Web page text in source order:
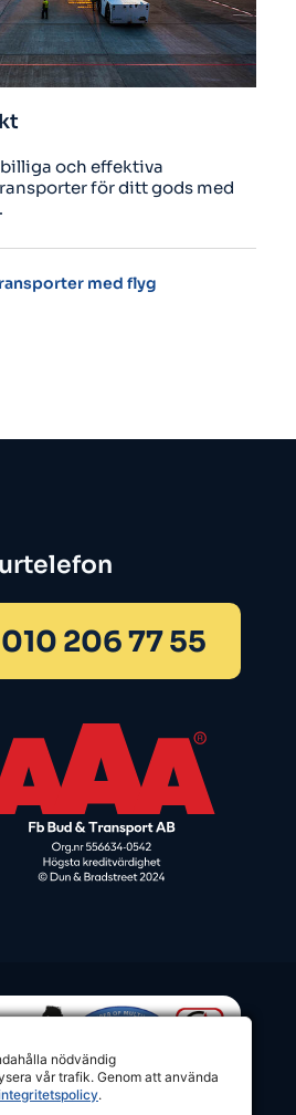
nödvändig
vår trafik. Genom att använda
.
Sjöfrakt
Kom ner i transportkostnad
när du väljer sjöfrakt genom oss.​
Boka sjöfrakt för ditt gods
010 206 77 55